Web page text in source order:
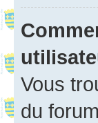
Vous
du